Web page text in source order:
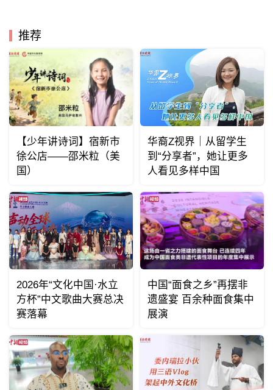
推荐
【少年讲诗词】宿新市
徐公店——邵米粒（美
国）
华裔Z视界｜从留学生
到“分享者”，她让更多
人看见多样中国
2026年“文化中国·水立
方杯”中文歌曲大赛总决
赛落幕
中国“面食之乡”再摆非
遗盛宴 百余种面食集中
展演